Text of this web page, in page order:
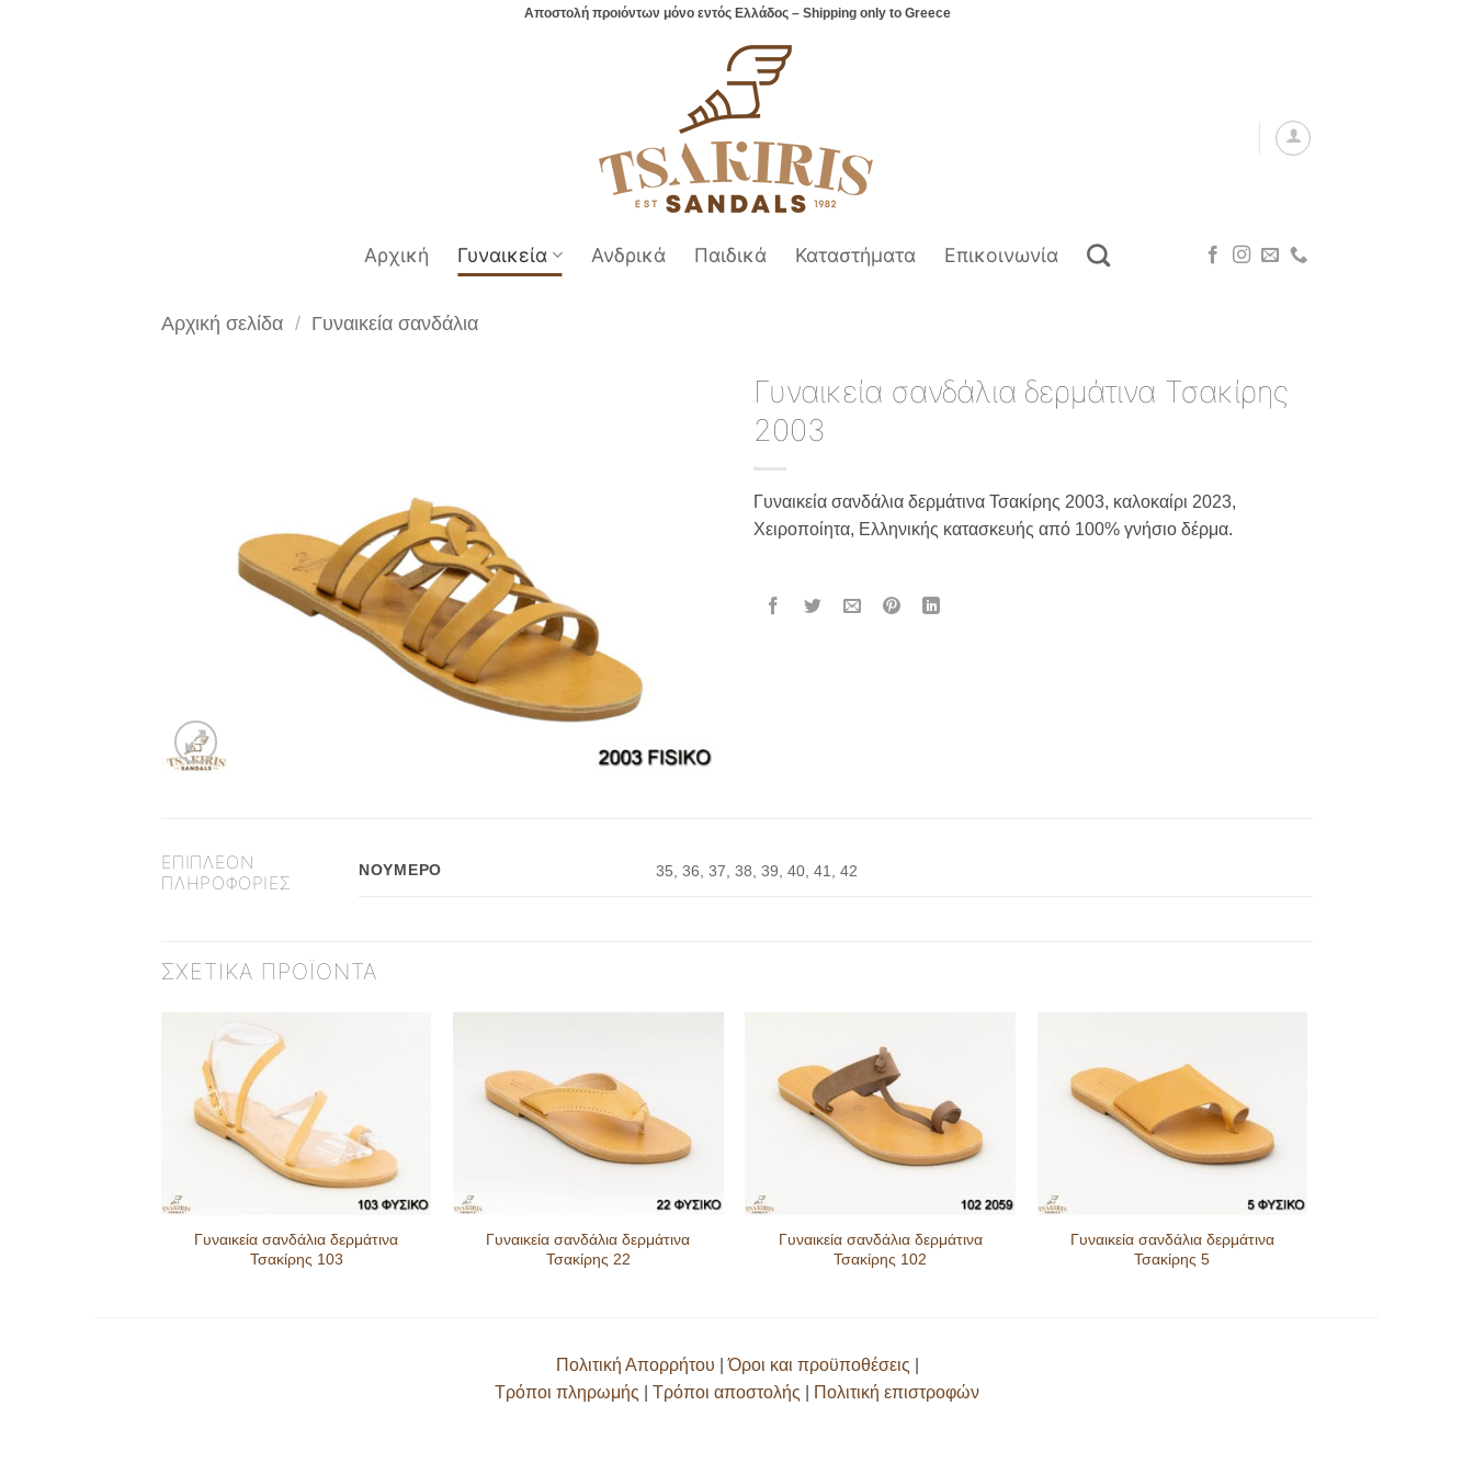
Αποστολή προιόντων μόνο εντός Ελλάδος – Shipping only to Greece
Αρχική Γυναικεία Ανδρικά Παιδικά Καταστήματα Επικοινωνία
Αρχική σελίδα / Γυναικεία σανδάλια
Γυναικεία σανδάλια δερμάτινα Τσακίρης
2003
Γυναικεία σανδάλια δερμάτινα Τσακίρης 2003, καλοκαίρι 2023,
Χειροποίητα, Ελληνικής κατασκευής από 100% γνήσιο δέρμα.
ΕΠΙΠΛΈΟΝ
ΠΛΗΡΟΦΟΡΊΕΣ
ΝΟΎΜΕΡΟ 35, 36, 37, 38, 39, 40, 41, 42
ΣΧΕΤΙΚΆ ΠΡΟΪΌΝΤΑ
Γυναικεία σανδάλια δερμάτινα
Τσακίρης 103
Γυναικεία σανδάλια δερμάτινα
Τσακίρης 22
Γυναικεία σανδάλια δερμάτινα
Τσακίρης 102
Γυναικεία σανδάλια δερμάτινα
Τσακίρης 5
Πολιτική Απορρήτου |Όροι και προϋποθέσεις
Τρόποι πληρωμής
Τρόποι αποστολής Πολιτική επιστροφών